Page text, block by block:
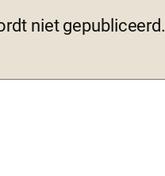
niet gepubliceerd.